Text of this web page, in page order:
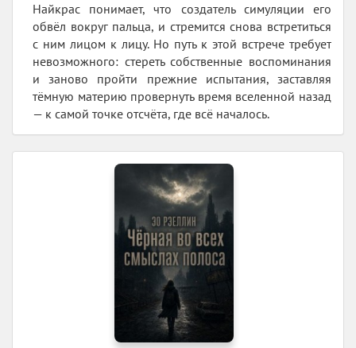
Найкрас понимает, что создатель симуляции его
обвёл вокруг пальца, и стремится снова встретиться
с ним лицом к лицу. Но путь к этой встрече требует
невозможного: стереть собственные воспоминания
и заново пройти прежние испытания, заставляя
тёмную материю провернуть время вселенной назад
— к самой точке отсчёта, где всё началось.